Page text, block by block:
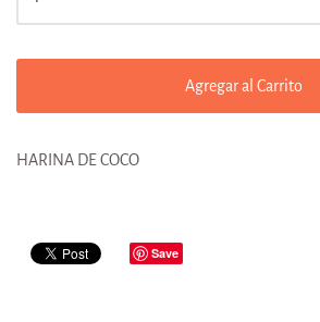
Agregar al Carrito
HARINA DE COCO
Save